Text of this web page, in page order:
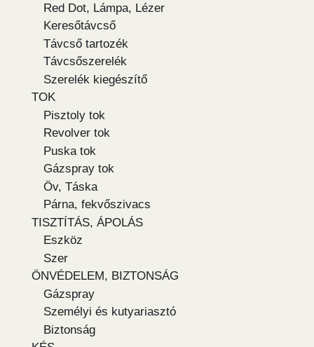
Red Dot, Lámpa, Lézer
Keresőtávcső
Távcső tartozék
Távcsőszerelék
Szerelék kiegészítő
TOK
Pisztoly tok
Revolver tok
Puska tok
Gázspray tok
Öv, Táska
Párna, fekvőszivacs
TISZTÍTÁS, ÁPOLÁS
Eszköz
Szer
ÖNVÉDELEM, BIZTONSÁG
Gázspray
Személyi és kutyariasztó
Biztonság